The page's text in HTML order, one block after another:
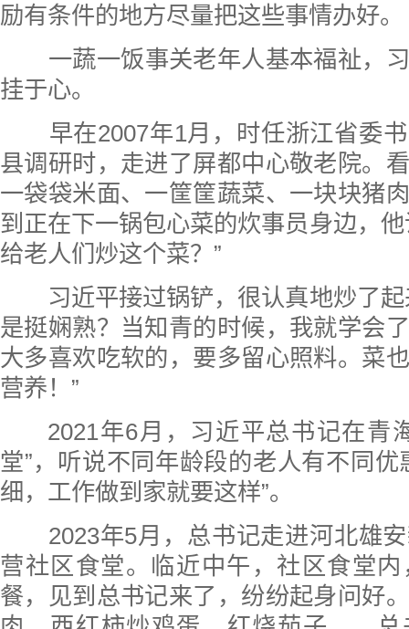
励有条件的地方尽量把这些事情办好。
一蔬一饭事关老年人基本福祉，
挂于心。
早在2007年1月，时任浙江省委
县调研时，走进了屏都中心敬老院。
一袋袋米面、一筐筐蔬菜、一块块猪
到正在下一锅包心菜的炊事员身边，
给老人们炒这个菜？”
习近平接过锅铲，很认真地炒了起
是挺娴熟？当知青的时候，我就学会
大多喜欢吃软的，要多留心照料。菜
营养！”
2021年6月，习近平总书记在青
堂”，听说不同年龄段的老人有不同优
细，工作做到家就要这样”。
2023年5月，总书记走进河北雄
营社区食堂。临近中午，社区食堂
餐，见到总书记来了，纷纷起身问好